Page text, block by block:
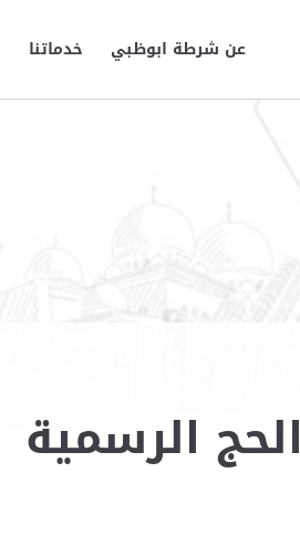
عن شرطة ابوظبي خدماتنا
الرسمية